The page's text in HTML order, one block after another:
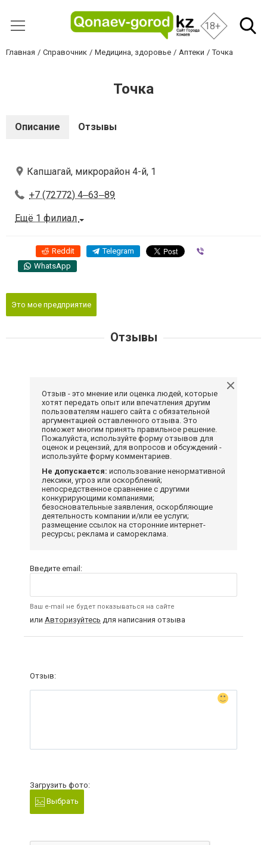
18+
Главная Справочник Медицина, здоровье Аптеки Точка
Точка
Описание Отзывы
Капшагай, микрорайон 4-й, 1
+7 (72772) 4‒63‒89
Ещё 1 филиал
Reddit Telegram
WhatsApp
Это мое предприятие
Отзывы
Отзыв - это мнение или оценка людей, которые
хотят передать опыт или впечатления другим
пользователям нашего сайта с обязательной
аргументацией оставленного отзыва. Это
поможет многим принять правильное решение.
Пожалуйста, используйте форму отзывов для
оценок и рецензий, для вопросов и обсуждений -
используйте форму комментариев.
Не допускается: использование ненормативной
лексики, угроз или оскорблений;
непосредственное сравнение с другими
конкурирующими компаниями;
безосновательные заявления, оскорбляющие
деятельность компании и/или ее услуги;
размещение ссылок на сторонние интернет-
ресурсы; реклама и самореклама.
Введите email:
Ваш e-mail не будет показываться на сайте
или Авторизуйтесь для написания отзыва
Отзыв:
Загрузить фото:
Выбрать